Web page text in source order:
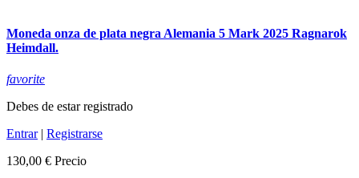
Moneda onza de plata negra Alemania 5 Mark 2025 Ragnarok
Heimdall.
favorite
Debes de estar registrado
Entrar| Registrarse
130,00 € Precio